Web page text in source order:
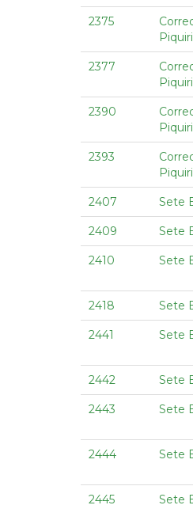
2375
2377
2390
2393
2407 Sete
2409 Sete
2410 Sete
2418 Sete
2441 Sete
2442 Sete
2443 Sete
2444 Sete
2445 Sete